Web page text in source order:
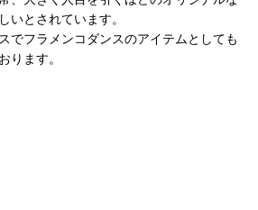
いとされています。
でフラメンコダンスのアイテムとしても
ります。